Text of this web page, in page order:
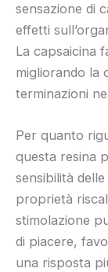
sensazione di
effetti
La capsaicina
migliorando la
terminazioni
Per quanto
questa resina
sensibilità
proprietà
stimolazione
di piacere,
una risposta